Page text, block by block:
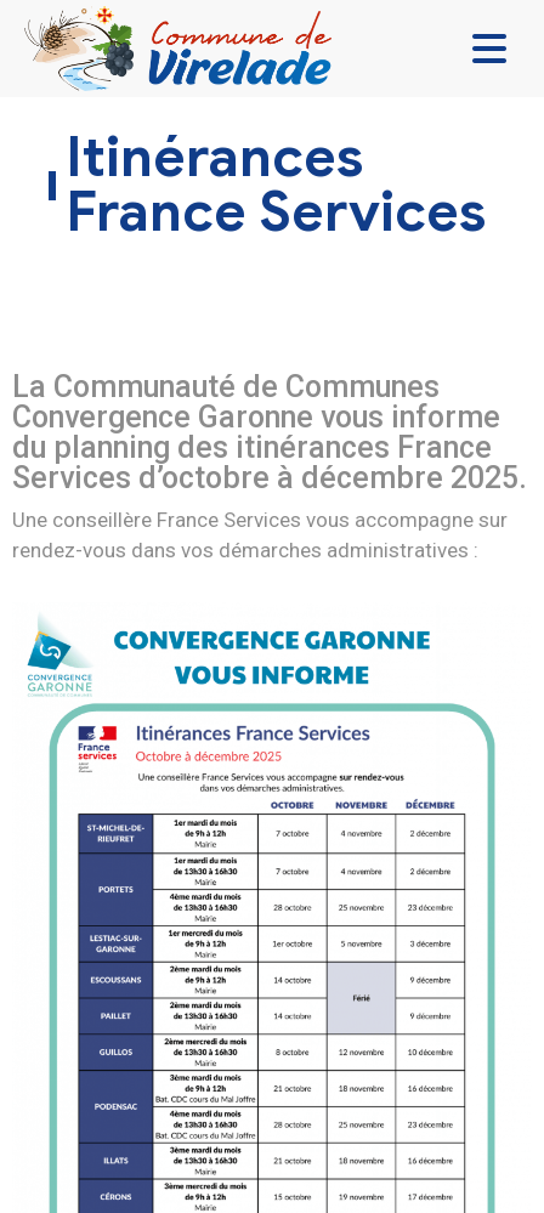
VIVRE ENSEMBLE
SE DIVERTIR
Itinérances
France Services
La Communauté de Communes
Convergence Garonne vous informe
du planning des itinérances France
Services d’octobre à décembre 2025.
Une conseillère France Services vous accompagne sur
rendez-vous dans vos démarches administratives :